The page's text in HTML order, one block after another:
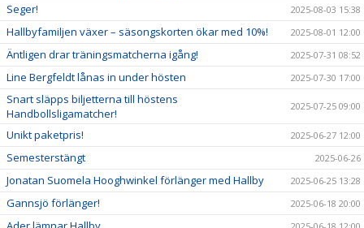
Seger! 2025-08-03 15:38
Hallbyfamiljen växer – säsongskorten ökar med 10%! 2025-08-01 12:00
Äntligen drar träningsmatcherna igång! 2025-07-31 08:52
Line Bergfeldt lånas in under hösten 2025-07-30 17:00
Snart släpps biljetterna till höstens
Handbollsligamatcher!
2025-07-25 09:00
Unikt paketpris! 2025-06-27 12:00
Semesterstängt 2025-06-26
Jonatan Suomela Hooghwinkel förlänger med Hallby 2025-06-25 13:28
Gannsjö förlänger! 2025-06-18 20:00